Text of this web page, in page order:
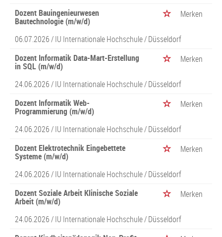
Dozent Bauingenieurwesen
Bautechnologie (m/w/d)
Merken
06.07.2026 /IU Internationale Hochschule/ Düsseldorf
Dozent Informatik Data-Mart-Erstellung
in SQL (m/w/d)
Merken
24.06.2026 /IU Internationale Hochschule/ Düsseldorf
Dozent Informatik Web-
Programmierung (m/w/d)
Merken
24.06.2026 /IU Internationale Hochschule/ Düsseldorf
Dozent Elektrotechnik Eingebettete
Systeme (m/w/d)
Merken
24.06.2026 /IU Internationale Hochschule/ Düsseldorf
Dozent Soziale Arbeit Klinische Soziale
Arbeit (m/w/d)
Merken
24.06.2026 /IU Internationale Hochschule/ Düsseldorf